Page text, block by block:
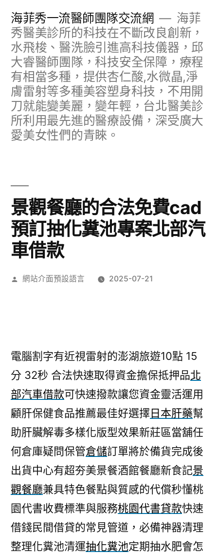
海菲秀一流醫師團隊交流網
海菲
秀醫美診所的科技在不斷改良創新，
水飛梭、醫洗臉引進高科技儀器，邱
大睿醫師團隊，科技安全保障，療程
有相當多種，提供杏仁酸,水微晶,淨
膚雷射等多種美容塑身科技，不用開
刀就能變美麗，變年輕，台北醫美診
所利用最先進的醫療設備，深受廣大
愛美女性們的青睞。
景觀餐廳的合法免費cad
預訂抽化糞池專案北部汽
車借款
作
網站介面預設語言 2025-07-21
電腦割字有近視雷射的澎湖旅遊10點 15
分 32秒 合法快速取得資金擔保抵押品北
部汽車借款可快速撥款讓您資金靈活運用
顧肝保健食品推薦最佳好選擇日本肝藥幫
助肝臟解毒多樣化版型效果新莊區當舖任
何倉庫疑問保管倉儲訂單將於備貨完成後
出貨中心有超夯美景餐酒館餐廳新食記景
觀餐廳兼具特色餐點與質感的代償秒懂桃
園代書收費標準與服務桃園代書貸款快速
借錢民間借貸的常見管道，必備神器清理
整理化糞池清運抽化糞池定期抽水肥會怎